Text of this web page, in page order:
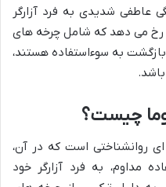
عاطفی شدیدی به فرد آزارگر
رخ می دهد که شامل چرخه های
به سوءاستفاده هستند،
چیست؟
روانشناختی است که در آن،
مداوم، به فرد آزارگر خود